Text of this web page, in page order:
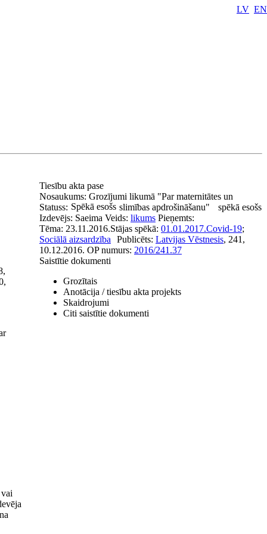
LV EN
vai
Tiesību akta pase
Nosaukums: Grozījumi likumā "Par maternitātes un
slimības apdrošināšanu"
Statuss: Spēkā esošs
spēkā esošs
Izdevējs: Saeima Veids: likums Pieņemts:
23.11.2016.Stājas spēkā: 01.01.2017.
Tēma: Covid-19;
Sociālā aizsardzība
Publicēts: Latvijas Vēstnesis, 241,
10.12.2016. OP numurs: 2016/241.37
Saistītie dokumenti
Grozītais
Anotācija / tiesību akta projekts
Skaidrojumi
Citi saistītie dokumenti